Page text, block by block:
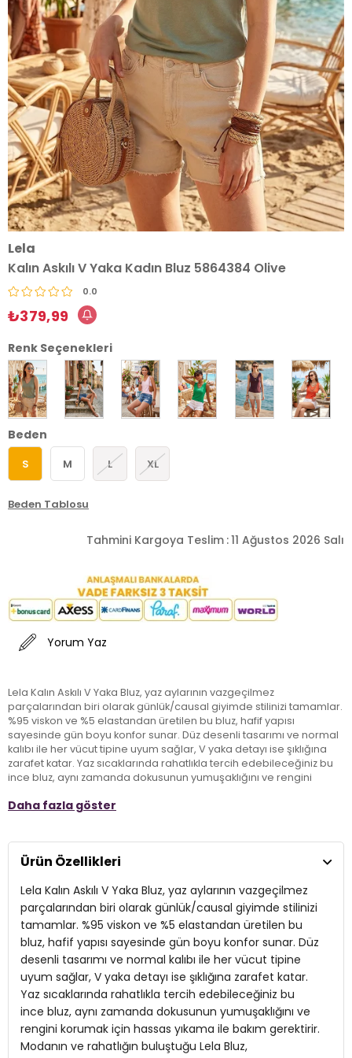
Lela
Kalın Askılı V Yaka Kadın Bluz 5864384 Olive
0.0
₺379,99
Renk Seçenekleri
Beden
S M L XL
Beden Tablosu
Tahmini Kargoya Teslim :11 Ağustos 2026 Salı
Yorum Yaz
Lela Kalın Askılı V Yaka Bluz, yaz aylarının vazgeçilmez
parçalarından biri olarak günlük/causal giyimde stilinizi tamamlar.
%95 viskon ve %5 elastandan üretilen bu bluz, hafif yapısı
sayesinde gün boyu konfor sunar. Düz desenli tasarımı ve normal
kalıbı ile her vücut tipine uyum sağlar, V yaka detayı ise şıklığına
zarafet katar. Yaz sıcaklarında rahatlıkla tercih edebileceğiniz bu
ince bluz, aynı zamanda dokusunun yumuşaklığını ve rengini
rahatlığın buluştuğu Lela Bluz, gardırobunuzda mutlaka bulunması
Model:Bluz
Giyim Tarzı:Günlük/Casual
Desen: Düz
Mevsim:Yazlık
Materyal:%95 Viskon %5 Elastan
Yaka Tipi:
Kumaş Tipi:Belirtilmemiş
Daha fazla göster
Ürün Özellikleri
Lela Kalın Askılı V Yaka Bluz, yaz aylarının vazgeçilmez
parçalarından biri olarak günlük/causal giyimde stilinizi
tamamlar. %95 viskon ve %5 elastandan üretilen bu
bluz, hafif yapısı sayesinde gün boyu konfor sunar. Düz
desenli tasarımı ve normal kalıbı ile her vücut tipine
uyum sağlar, V yaka detayı ise şıklığına zarafet katar.
Yaz sıcaklarında rahatlıkla tercih edebileceğiniz bu
ince bluz, aynı zamanda dokusunun yumuşaklığını ve
rengini korumak için hassas yıkama ile bakım gerektirir.
Modanın ve rahatlığın buluştuğu Lela Bluz,